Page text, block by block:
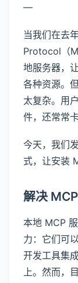
—
当我们在去
Protocol（
地服务器，
各种资源。
太复杂。用
件，还常常
今天，我们
式，让安装
解决
本地 MCP
力：它们可
开发工具集
上。然而，